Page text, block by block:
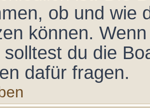
ob und wie
können.
du die
dafür fragen.